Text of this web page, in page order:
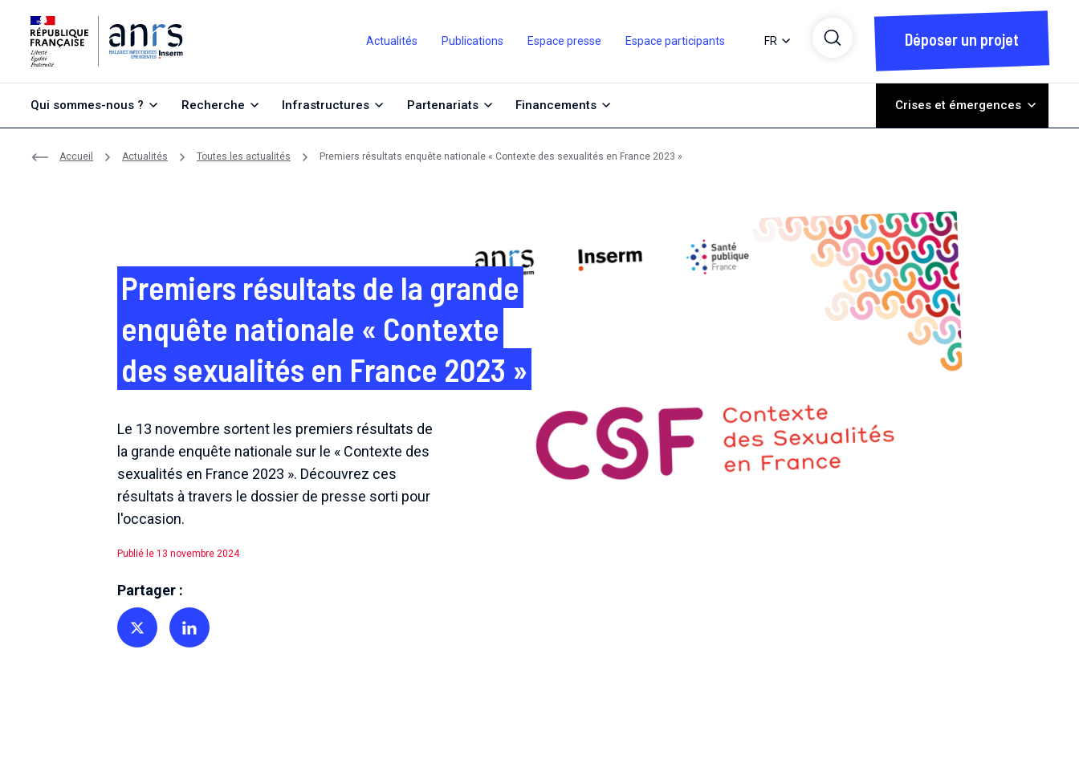
Actualités Publications Espace presse Espace participants FR Déposer un projet
Qui sommes-nous ? Recherche Infrastructures Partenariats Financements Crises et émergences
Accueil Actualités Toutes les actualités Premiers résultats enquête nationale « Contexte des sexualités en France 2023 »
Premiers résultats de la grande
enquête nationale « Contexte
des sexualités en France 2023 »
Le 13 novembre sortent les premiers résultats de
la grande enquête nationale sur le « Contexte des
sexualités en France 2023 ». Découvrez ces
résultats à travers le dossier de presse sorti pour
l'occasion.
Publié le 13 novembre 2024
Partager :
Partager sur TwitterPartager sur Linkedin